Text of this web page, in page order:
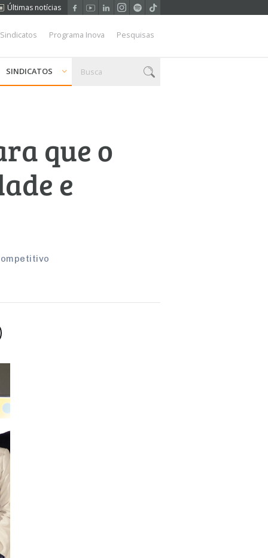
Últimas notícias
Programa Inova Pesquisas
SINDICATOS
que o
e